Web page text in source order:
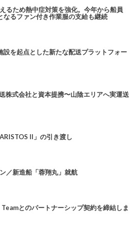
るため熱中症対策を強化。今年から船員
るファン付き作業服の支給も継続
を起点とした新たな配送プラットフォー
式会社と資本提携〜山陰エリアへ実運送
II」の引き渡し
／新造船「蓉翔丸」就航
とのパートナーシップ契約を締結しま